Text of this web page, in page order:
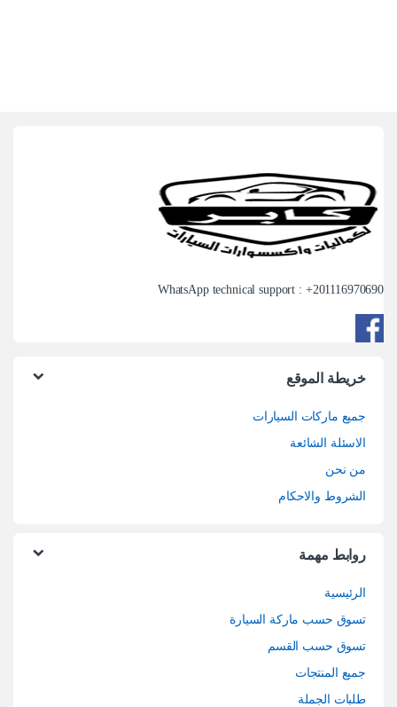
WhatsApp technical support : +201116970690
خريطة الموقع
جميع ماركات السيارات
الاسئلة الشائعة
من نحن
الشروط والاحكام
روابط مهمة
الرئيسية
تسوق حسب ماركة السيارة
تسوق حسب القسم
جميع المنتجات
طلبات الجملة